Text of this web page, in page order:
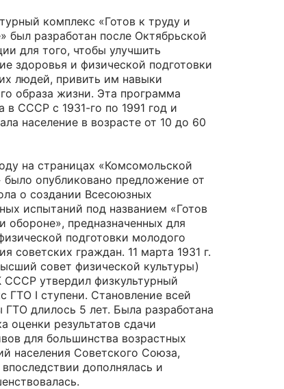
комплекс «Готов к труду и
был разработан после Октябрьской
для того, чтобы улучшить
здоровья и физической подготовки
людей, привить им навыки
образа жизни. Эта программа
в СССР с 1931-го по 1991 год и
население в возрасте от 10 до 60
на страницах «Комсомольской
было опубликовано предложение от
о создании Всесоюзных
испытаний под названием «Готов
обороне», предназначенных для
подготовки молодого
советских граждан. 11 марта 1931 г.
совет физической культуры)
утвердил физкультурный
ГТО I ступени. Становление всей
ГТО длилось 5 лет. Была разработана
оценки результатов сдачи
для большинства возрастных
населения Советского Союза,
дополнялась и